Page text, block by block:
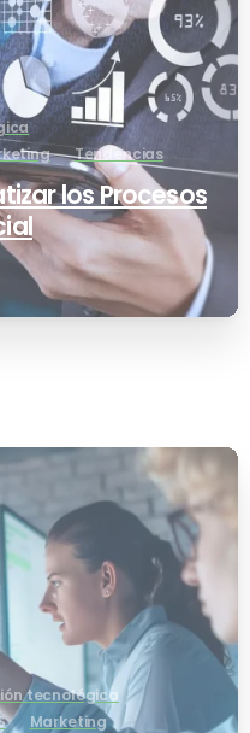
Tendencias
los Procesos
tecnológica
Marketing